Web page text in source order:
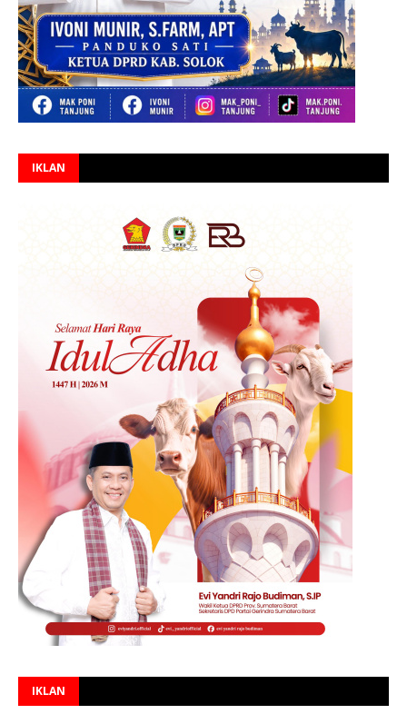
IKLAN
IKLAN